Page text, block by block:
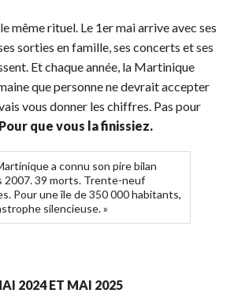
même rituel. Le 1er mai arrive avec ses
sorties en famille, ses concerts et ses
Et chaque année, la Martinique
que personne ne devrait accepter
vous donner les chiffres. Pas pour
Pour que vous la finissiez.
a connu son pire bilan
2007. 39 morts. Trente-neuf
Pour une île de 350 000 habitants,
silencieuse. »
2024 ET MAI 2025